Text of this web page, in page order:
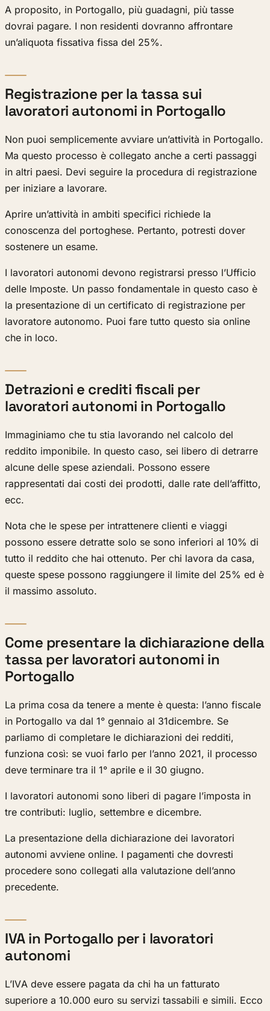
A proposito, in Portogallo, più guadagni, più tasse
dovrai pagare. I non residenti dovranno affrontare
un’aliquota fissativa fissa del 25%.
Registrazione per la tassa sui
lavoratori autonomi in Portogallo
Non puoi semplicemente avviare un’attività in Portogallo.
Ma questo processo è collegato anche a certi passaggi
in altri paesi. Devi seguire la procedura di registrazione
per iniziare a lavorare.
Aprire un’attività in ambiti specifici richiede la
conoscenza del portoghese. Pertanto, potresti dover
sostenere un esame.
I lavoratori autonomi devono registrarsi presso l’Ufficio
delle Imposte. Un passo fondamentale in questo caso è
la presentazione di un certificato di registrazione per
lavoratore autonomo. Puoi fare tutto questo sia online
che in loco.
Detrazioni e crediti fiscali per
lavoratori autonomi in Portogallo
Immaginiamo che tu stia lavorando nel calcolo del
reddito imponibile. In questo caso, sei libero di detrarre
alcune delle spese aziendali. Possono essere
rappresentati dai costi dei prodotti, dalle rate dell’affitto,
ecc.
Nota che le spese per intrattenere clienti e viaggi
possono essere detratte solo se sono inferiori al 10% di
tutto il reddito che hai ottenuto. Per chi lavora da casa,
queste spese possono raggiungere il limite del 25% ed è
il massimo assoluto.
Come presentare la dichiarazione della
tassa per lavoratori autonomi in
Portogallo
La prima cosa da tenere a mente è questa: l’anno fiscale
in Portogallo va dal 1° gennaio al 31dicembre. Se
parliamo di completare le dichiarazioni dei redditi,
funziona così: se vuoi farlo per l’anno 2021, il processo
deve terminare tra il 1° aprile e il 30 giugno.
I lavoratori autonomi sono liberi di pagare l’imposta in
tre contributi: luglio, settembre e dicembre.
La presentazione della dichiarazione dei lavoratori
autonomi avviene online. I pagamenti che dovresti
procedere sono collegati alla valutazione dell’anno
precedente.
IVA in Portogallo per i lavoratori
autonomi
L’IVA deve essere pagata da chi ha un fatturato
superiore a 10.000 euro su servizi tassabili e simili. Ecco